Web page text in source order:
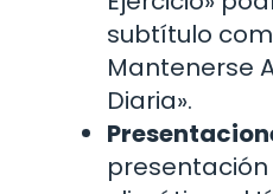
subtítulo
Mantenerse
Diaria».